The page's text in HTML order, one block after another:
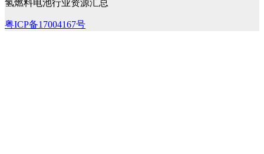
氢燃料电池行业资源汇总
粤ICP备17004167号